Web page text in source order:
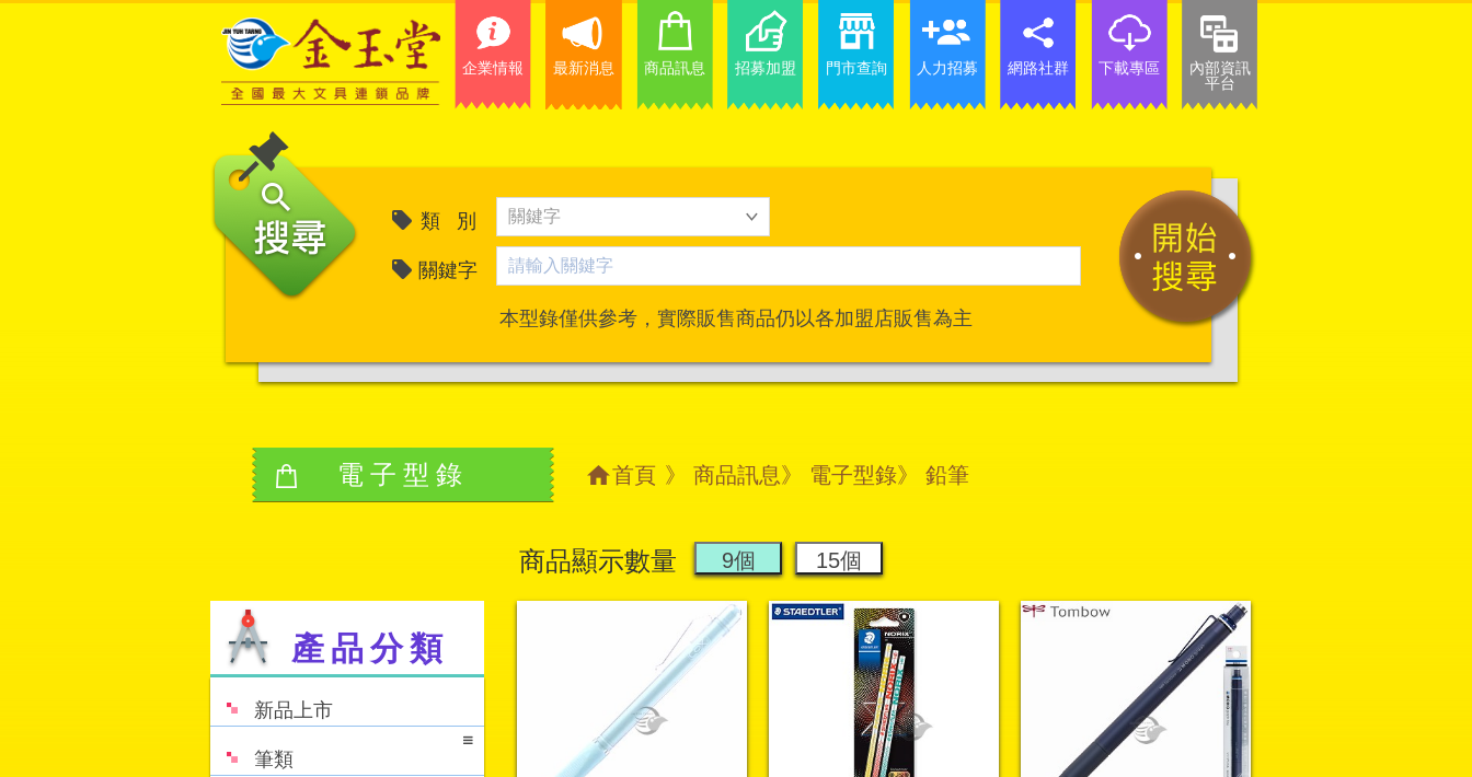
企業情報 最新消息 商品訊息 招募加盟 門市查詢 人力招募 網路社群 下載專區
內部資訊
平台
類 別
關鍵字
本型錄僅供參考，實際販售商品仍以各加盟店販售為主
電子型錄 首頁 》 商品訊息》 電子型錄》 鉛筆
產品分類
新品上市
筆類
商品顯示數量